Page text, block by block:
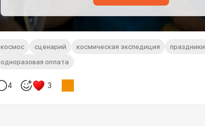
космос сценарий космическая экспедиция
праздники
одноразовая оплата
4 3